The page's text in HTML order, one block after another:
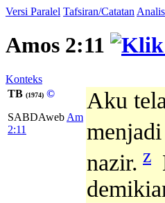
Versi Paralel Tafsiran/Catatan
Amos 2:11
Konteks
TB (1974) ©
SABDAweb Am
2:11
Aku
nazir. z